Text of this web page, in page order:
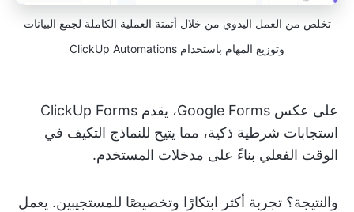
تخلص من العمل اليدوي من خلال أتمتة العملية الكاملة لجمع البيانات
وتوزيع المهام باستخدام ClickUp Automations
على عكس Google Forms، يقدم ClickUp Forms
استجابات شرطية ذكية، مما يتيح للنماذج التكيف في
الوقت الفعلي بناءً على مدخلات المستخدم.
والنتيجة؟ تجربة أكثر ابتكارًا وتخصيصًا للمستجيبين. يعمل